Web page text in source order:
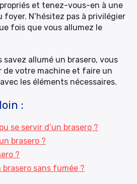
et tenez-vous-en à une
foyer. N’hésitez pas à privilégier
fois que vous allumez le
allumé un brasero, vous
de votre machine et faire un
les éléments nécessaires.
:
se servir d’un brasero ?
brasero ?
?
sans fumée ?